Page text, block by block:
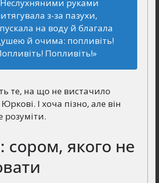
руками
з-за пазухи,
на воду й благала
й очима: попливіть!
Попливіть!»
те, на що не вистачило
І хоча пізно, але він
розуміти.
сором, якого не